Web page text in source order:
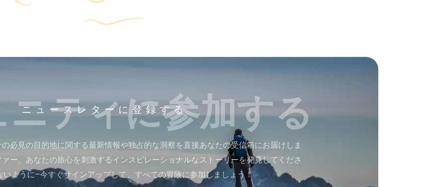
ニュースレターに登録する
ニティに参加する
必見の目的地に関する最新情報や独占的な洞察を直接あなたの受信箱にお届けしま
ー、あなたの旅心を刺激するインスピレーショナルなストーリーを発見してくださ
いように–今すぐサインアップして、すべての冒険に参加しましょう！